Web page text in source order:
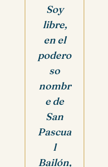
Soy
libre,
en el
podero
so
nombr
e de
San
Pascua
l
Bailón,